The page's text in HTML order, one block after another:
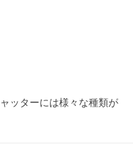
ッターには様々な種類が